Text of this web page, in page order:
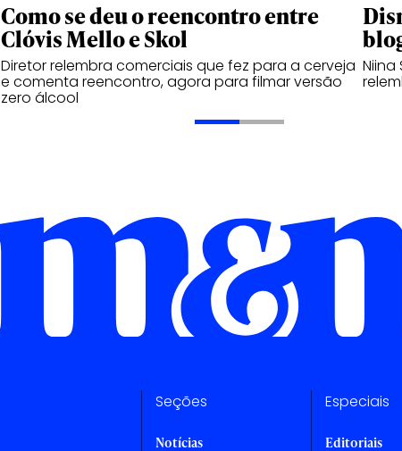
Como se deu o reencontro entre
Clóvis Mello e Skol
Diretor relembra comerciais que fez para a cerveja
e comenta reencontro, agora para filmar versão
zero álcool
Niina
Seções
Notícias
Especiais
Editoriais